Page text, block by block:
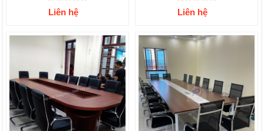
Liên hệ Liên hệ